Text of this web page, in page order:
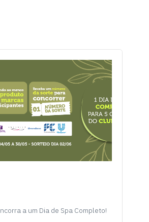
a um Dia de Spa Completo!